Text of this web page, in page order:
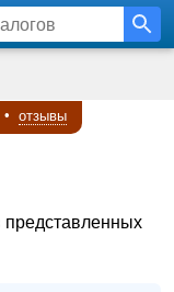
• отзывы
представленных